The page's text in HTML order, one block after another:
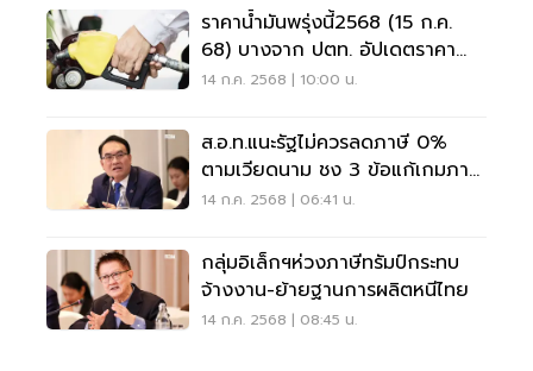
ราคาน้ำมันพรุ่งนี้2568 (15 ก.ค.
68) บางจาก ปตท. อัปเดตราคา
ล่าสุด
14 ก.ค. 2568 | 10:00 น.
ส.อ.ท.แนะรัฐไม่ควรลดภาษี 0%
ตามเวียดนาม ชง 3 ข้อแก้เกมภาษี
ทรัมป์
14 ก.ค. 2568 | 06:41 น.
กลุ่มอิเล็กฯห่วงภาษีทรัมป์กระทบ
จ้างงาน-ย้ายฐานการผลิตหนีไทย
14 ก.ค. 2568 | 08:45 น.